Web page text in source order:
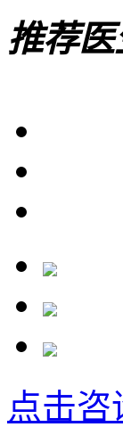
推荐医
点击咨